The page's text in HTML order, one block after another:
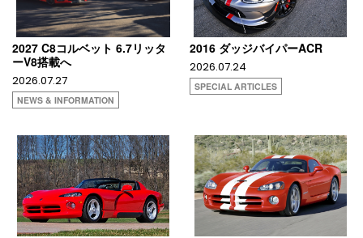
2027 C8コルベット 6.7リッタ
ーV8搭載へ
2026.07.27
NEWS & INFORMATION
2016 ダッジバイパーACR
2026.07.24
SPECIAL ARTICLES